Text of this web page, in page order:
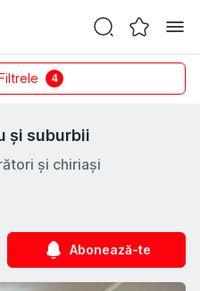
4
și suburbii
și chiriași
Abonează-te